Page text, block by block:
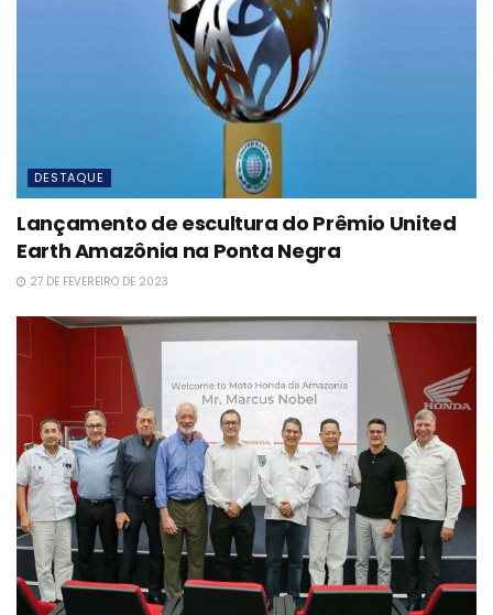
DESTAQUE
Lançamento de escultura do Prêmio United
Earth Amazônia na Ponta Negra
27 DE FEVEREIRO DE 2023